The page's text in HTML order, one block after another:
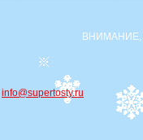
ВНИМАНИЕ,
info@supertosty.ru